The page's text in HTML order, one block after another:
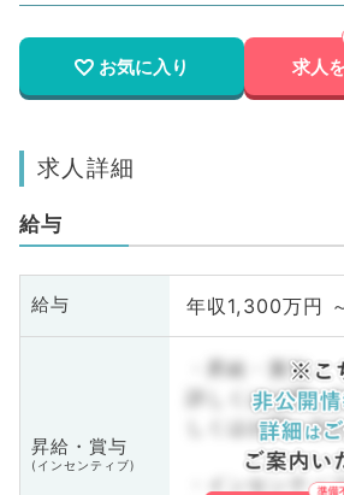
お気に入り 求人
求人詳細
給与
給与 年収1,300万円
昇給・賞与
(インセンティブ)
・昇給・賞与
詳しくはお問い
しくはお問い合
・インセンティ